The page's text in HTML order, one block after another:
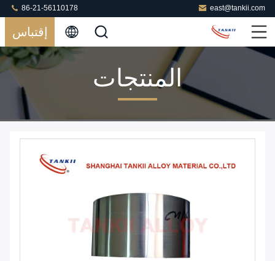
east@tankii.com
86-21-56110178
إقتباس
المنتجات